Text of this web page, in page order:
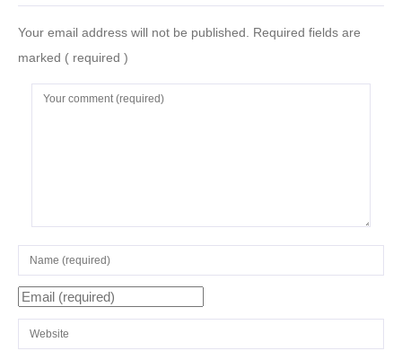
Your email address will not be published. Required fields are
marked ( required )